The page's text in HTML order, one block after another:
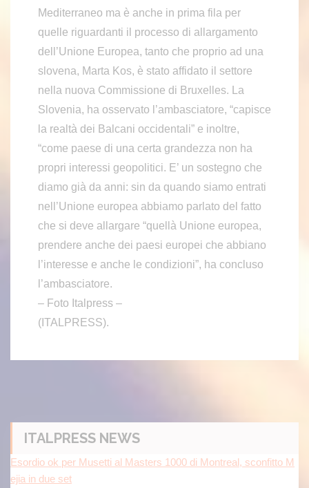
Mediterraneo ma è anche in prima fila per
quelle riguardanti il processo di allargamento
dell’Unione Europea, tanto che proprio ad una
slovena, Marta Kos, è stato affidato il settore
nella nuova Commissione di Bruxelles. La
Slovenia, ha osservato l’ambasciatore, “capisce
la realtà dei Balcani occidentali” e inoltre,
“come paese di una certa grandezza non ha
propri interessi geopolitici. E’ un sostegno che
diamo già da anni: sin da quando siamo entrati
nell’Unione europea abbiamo parlato del fatto
che si deve allargare “quellà Unione europea,
prendere anche dei paesi europei che abbiano
l’interesse e anche le condizioni”, ha concluso
l’ambasciatore.
– Foto Italpress –
(ITALPRESS).
ITALPRESS NEWS